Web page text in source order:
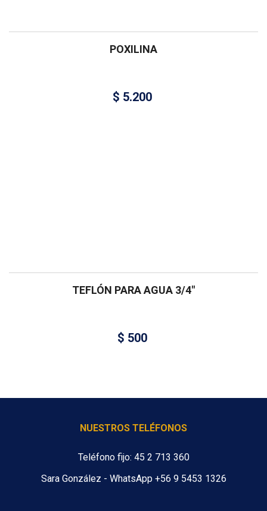
POXILINA
$ 5.200
TEFLÓN PARA AGUA 3/4″
$ 500
NUESTROS TELÉFONOS
Teléfono fijo: 45 2 713 360
Sara González - WhatsApp +56 9 5453 1326